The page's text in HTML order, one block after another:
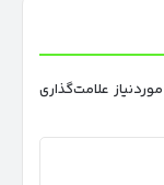
علامت‌گذاری